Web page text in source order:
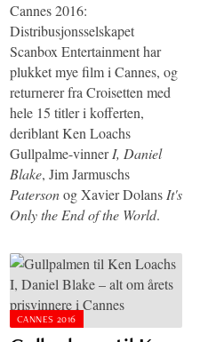
Cannes 2016:
Distribusjonsselskapet
Scanbox Entertainment har
plukket mye film i Cannes, og
returnerer fra Croisetten med
hele 15 titler i kofferten,
deriblant Ken Loachs
Gullpalme-vinnerI, Daniel
Blake, Jim Jarmuschs
Patersonog Xavier DolansIt's
Only the End of the World.
CANNES 2016